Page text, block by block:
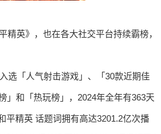
精英》，也在各大社交平台持续霸榜，
选「人气射击游戏」、「30款近期佳
」和「热玩榜」，2024年全年有363天
平精英 话题词拥有高达3201.2亿次播